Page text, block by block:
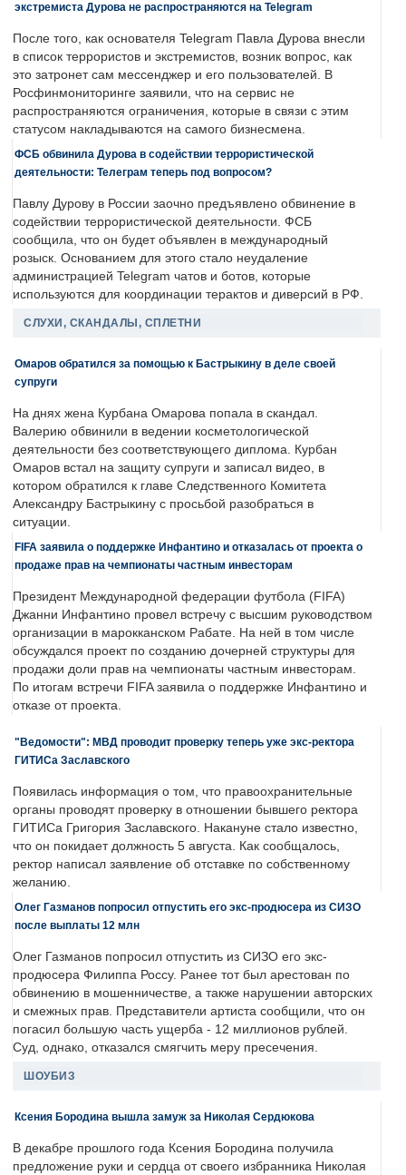
экстремиста Дурова не распространяются на Telegram
После того, как основателя Telegram Павла Дурова внесли
в список террористов и экстремистов, возник вопрос, как
это затронет сам мессенджер и его пользователей. В
Росфинмониторинге заявили, что на сервис не
распространяются ограничения, которые в связи с этим
статусом накладываются на самого бизнесмена.
ФСБ обвинила Дурова в содействии террористической
деятельности: Телеграм теперь под вопросом?
Павлу Дурову в России заочно предъявлено обвинение в
содействии террористической деятельности. ФСБ
сообщила, что он будет объявлен в международный
розыск. Основанием для этого стало неудаление
администрацией Telegram чатов и ботов, которые
используются для координации терактов и диверсий в РФ.
СЛУХИ, СКАНДАЛЫ, СПЛЕТНИ
Омаров обратился за помощью к Бастрыкину в деле своей
супруги
На днях жена Курбана Омарова попала в скандал.
Валерию обвинили в ведении косметологической
деятельности без соответствующего диплома. Курбан
Омаров встал на защиту супруги и записал видео, в
котором обратился к главе Следственного Комитета
Александру Бастрыкину с просьбой разобраться в
ситуации.
FIFA заявила о поддержке Инфантино и отказалась от проекта о
продаже прав на чемпионаты частным инвесторам
Президент Международной федерации футбола (FIFA)
Джанни Инфантино провел встречу с высшим руководством
организации в марокканском Рабате. На ней в том числе
обсуждался проект по созданию дочерней структуры для
продажи доли прав на чемпионаты частным инвесторам.
По итогам встречи FIFA заявила о поддержке Инфантино и
отказе от проекта.
"Ведомости": МВД проводит проверку теперь уже экс-ректора
ГИТИСа Заславского
Появилась информация о том, что правоохранительные
органы проводят проверку в отношении бывшего ректора
ГИТИСа Григория Заславского. Накануне стало известно,
что он покидает должность 5 августа. Как сообщалось,
ректор написал заявление об отставке по собственному
желанию.
Олег Газманов попросил отпустить его экс-продюсера из СИЗО
после выплаты 12 млн
Олег Газманов попросил отпустить из СИЗО его экс-
продюсера Филиппа Россу. Ранее тот был арестован по
обвинению в мошенничестве, а также нарушении авторских
и смежных прав. Представители артиста сообщили, что он
погасил большую часть ущерба - 12 миллионов рублей.
Суд, однако, отказался смягчить меру пресечения.
ШОУБИЗ
Ксения Бородина вышла замуж за Николая Сердюкова
В декабре прошлого года Ксения Бородина получила
предложение руки и сердца от своего избранника Николая